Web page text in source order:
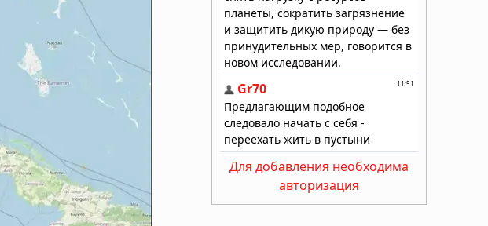
Для добавления необходима
авторизация